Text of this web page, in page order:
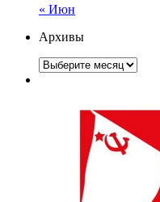
« Июн
Архивы
Архивы